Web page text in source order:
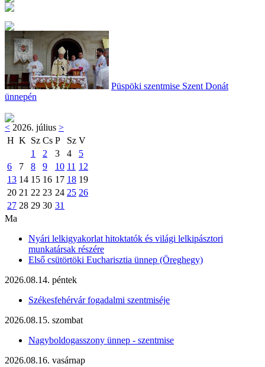
Püspöki szentmise Szent Donát
ünnepén
< 2026. július >
H K Sz Cs P Sz V
1
2 3 4
5
6
7 8 9 10 11 12
13 14 15 16 17 18 19
20 21 22 23 24 25 26
27 28 29 30 31
Ma
Nyári lelkigyakorlat hitoktatók és világi lelkipásztori
munkatársak részére
Első csütörtöki Eucharisztia ünnep (Öreghegy)
2026.08.14. péntek
Székesfehérvár fogadalmi szentmiséje
2026.08.15. szombat
Nagyboldogasszony ünnep - szentmise
2026.08.16. vasárnap